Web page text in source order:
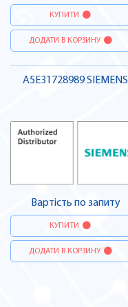
КУПИТИ
ДОДАТИ В КОРЗИНУ
A5E31728989 SIEMENS
Вартість по запиту
КУПИТИ
ДОДАТИ В КОРЗИНУ